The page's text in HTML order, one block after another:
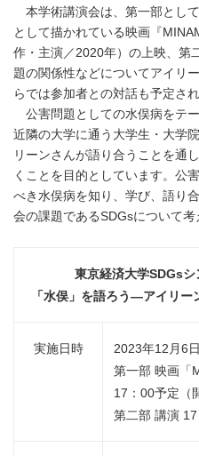
本学術講演会は、第一部とし
として描かれている映画『
作・主演／2020年）の上映、第
題の関係性などについてアイリ
らでは参加者との対話も予定され
公害問題としての水俣病をテ
近隣の大学に通う大学生・大学
リーンさんが語り合うことを通
くことを目的としています。公
べき水俣病を知り、学び、語り
会の課題であるSDGsについて考
東京経済大学SDGsシ
「水俣」を語ろう―アイリ
実施日時
2023年12月6日
第一部 映画「
17：00予定（
第二部 講演 17